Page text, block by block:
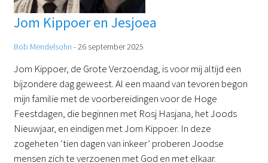
Jom Kippoer en Jesjoea
Bob Mendelsohn -26 september 2025
Jom Kippoer, de Grote Verzoendag, is voor mij altijd een
bijzondere dag geweest. Al een maand van tevoren begon
mijn familie met de voorbereidingen voor de Hoge
Feestdagen, die beginnen met Rosj Hasjana, het Joods
Nieuwjaar, en eindigen met Jom Kippoer. In deze
zogeheten ‘tien dagen van inkeer’ proberen Joodse
mensen zich te verzoenen met God en met elkaar.